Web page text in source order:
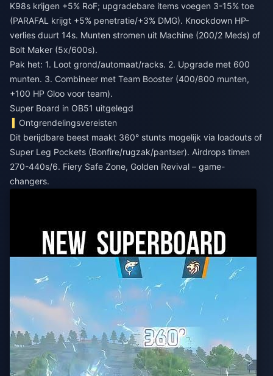
K98s krijgen +5% RoF; upgradebare items voegen 3-15% toe
(PARAFAL krijgt +5% penetratie/+3% DMG). Knockdown HP-
verlies duurt 14s. Munten stromen uit Machine (200/2 Meds) of
Bolt Maker (5x/600s).
Pak het: 1. Loot grond/automaat/racks. 2. Upgrade met 600
munten. 3. Combineer met Team Booster (400/800 munten,
+100 HP Gloo voor team).
Super Board in OB51 uitgelegd
Ontgrendelingsvereisten
Dit berijdbare beest maakt 360° stunts mogelijk via loadouts of
Super Leg Pockets (Bonfire/rugzak/pantser). Airdrops timen
270-440s/6. Fiery Safe Zone, Golden Revival – game-
changers.